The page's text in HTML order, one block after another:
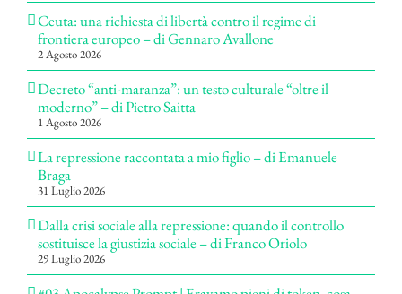
Ceuta: una richiesta di libertà contro il regime di
frontiera europeo – di Gennaro Avallone
2 Agosto 2026
Decreto “anti-maranza”: un testo culturale “oltre il
moderno” – di Pietro Saitta
1 Agosto 2026
La repressione raccontata a mio figlio – di Emanuele
Braga
31 Luglio 2026
Dalla crisi sociale alla repressione: quando il controllo
sostituisce la giustizia sociale – di Franco Oriolo
29 Luglio 2026